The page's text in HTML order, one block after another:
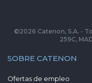
SOBRE CATENON
Ofertas de empleo
©2026 Catenon, S.A. -
259C,